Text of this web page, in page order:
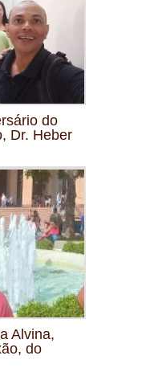
do
Dr. Heber
Alvina,
do